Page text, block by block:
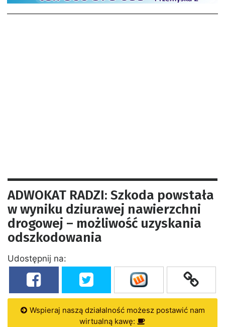
ADWOKAT RADZI: Szkoda powstała
w wyniku dziurawej nawierzchni
drogowej – możliwość uzyskania
odszkodowania
Udostępnij na:
Wspieraj naszą działalność możesz postawić nam
wirtualną kawę: